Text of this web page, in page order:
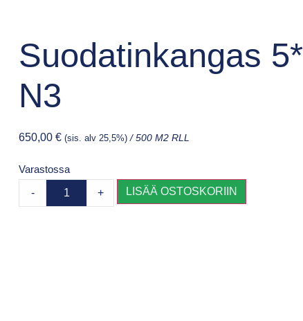
Suodatinkangas
N3
650,00 € (sis. alv 25,5%) / 500 M2 RLL
Varastossa
- + LISÄÄ OSTOSKORIIN